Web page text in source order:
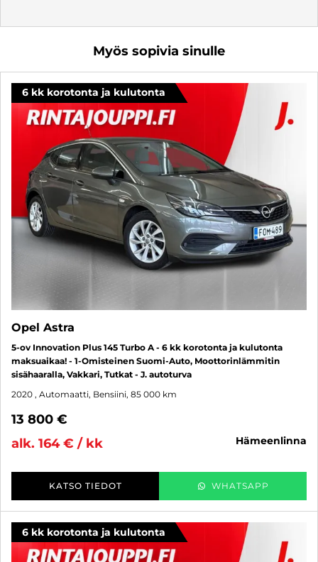
Myös sopivia sinulle
6 kk korotonta ja kulutonta
Opel Astra
5-ov Innovation Plus 145 Turbo A - 6 kk korotonta ja kulutonta
maksuaikaa! - 1-Omisteinen Suomi-Auto, Moottorinlämmitin
sisähaaralla, Vakkari, Tutkat - J. autoturva
2020 , Automaatti, Bensiini, 85 000 km
13 800 €
alk. 164 € / kk
hämeenlinna
KATSO TIEDOT WHATSAPP
6 kk korotonta ja kulutonta